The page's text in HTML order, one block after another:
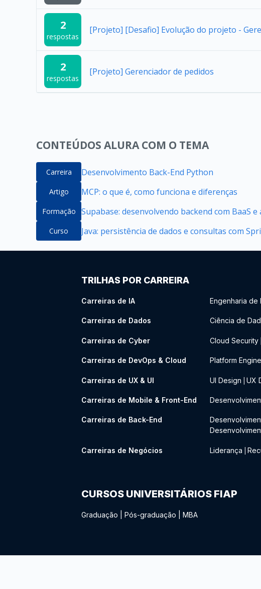
2
respostas
[Projeto] [Desafio] Evolução do projeto -
2
respostas
[Projeto] Gerenciador de pedidos
CONTEÚDOS ALURA COM O TEMA
Carreira Desenvolvimento Back-End Python
Artigo MCP: o que é, como funciona e diferenças
Formação Supabase: desenvolvendo backend com BaaS e
Curso Java: persistência de dados e consultas com
TRILHAS POR CARREIRA
Carreiras de IA Engenharia de
Carreiras de Dados Ciência de
Carreiras de Cyber Cloud Security
Carreiras de DevOps & Cloud Platform
Carreiras de UX & UI UI Design UX
Carreiras de Mobile & Front-End
Carreiras de Back-End
Carreiras de Negócios Liderança
CURSOS UNIVERSITÁRIOS FIAP
Graduação Pós-graduação MBA